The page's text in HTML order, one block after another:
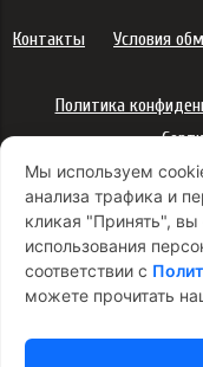
Мы используем
анализа трафика и
кликая "Принять", вы
использования
соответствии с
можете прочитать
Контакты Условия
Политика
Правила
Правила ухода за
Условия